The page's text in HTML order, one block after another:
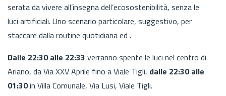
serata da vivere all’insegna dell’ecosostenibilità, senza le
luci artificiali. Uno scenario particolare, suggestivo, per
staccare dalla routine quotidiana ed .
Dalle 22:30 alle 22:33 verranno spente le luci nel centro di
Ariano, da Via XXV Aprile fino a Viale Tigli, dalle 22:30 alle
01:30in Villa Comunale, Via Lusi, Viale Tigli.